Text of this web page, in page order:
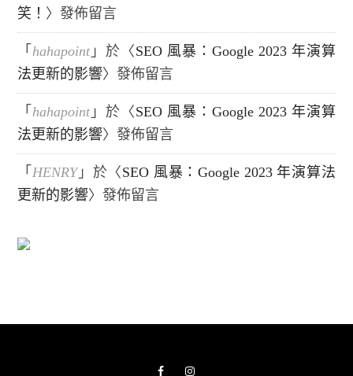
笑！ 〉發佈留言
「hahapoint 」於〈 SEO 風暴：Google 2023 年演算
法更新的影響〉發佈留言
「hahapoint 」於〈 SEO 風暴：Google 2023 年演算
法更新的影響〉發佈留言
「HENRY」於〈 SEO 風暴：Google 2023 年演算法
更新的影響〉發佈留言